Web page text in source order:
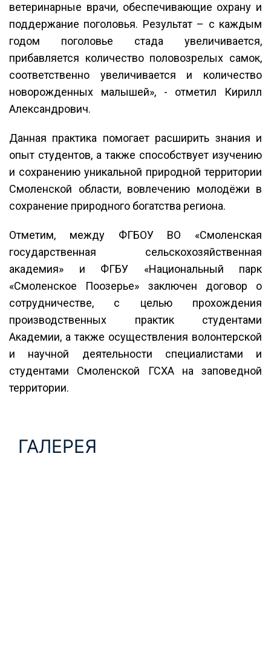
ветеринарные врачи, обеспечивающие охрану и
поддержание поголовья. Результат – с каждым
годом поголовье стада увеличивается,
прибавляется количество половозрелых самок,
соответственно увеличивается и количество
новорожденных малышей», - отметил Кирилл
Александрович.
Данная практика помогает расширить знания и
опыт студентов, а также способствует изучению
и сохранению уникальной природной территории
Смоленской области, вовлечению молодёжи в
сохранение природного богатства региона.
Отметим, между ФГБОУ ВО «Смоленская
государственная сельскохозяйственная
академия» и ФГБУ «Национальный парк
«Смоленское Поозерье» заключен договор о
сотрудничестве, с целью прохождения
производственных практик студентами
Академии, а также осуществления волонтерской
и научной деятельности специалистами и
студентами Смоленской ГСХА на заповедной
территории.
ГАЛЕРЕЯ